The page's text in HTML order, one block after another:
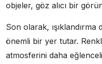
objeler, göz alıcı bir
Son olarak,
önemli bir yer tutar.
atmosferini daha